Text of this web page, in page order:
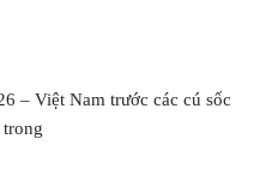
×
– Việt Nam trước các cú sốc